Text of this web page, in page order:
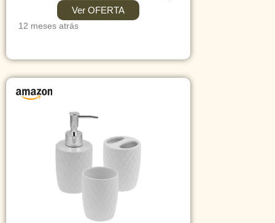
Ver OFERTA
12 meses atrás